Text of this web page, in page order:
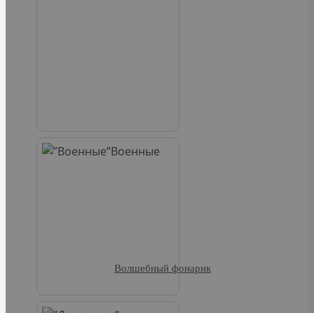
Военные
Волшебный фонарик